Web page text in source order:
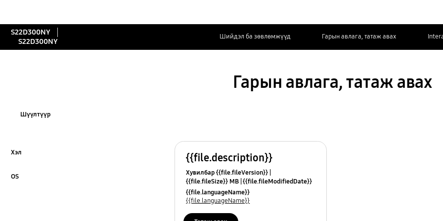
S22D300NY
S22D300NY
Шийдэл ба зөвлөмжүүд Гарын авлага, татаж авах
Гарын авлага, татаж авах
Шүүлтүүр
Хэл
OS
{{file.description}}
Хувилбар {{file.fileVersion}}
{{file.fileSize}} MB {{file.fileModifiedDate}}
{{file.osNames}}
{{file.languageName}}
{{file.languageName}}